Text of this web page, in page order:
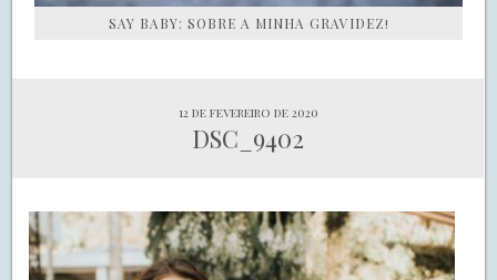
SAY BABY: SOBRE A MINHA GRAVIDEZ!
12 de fevereiro de 2020
DSC_9402